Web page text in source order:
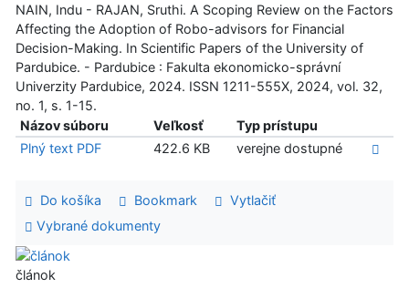
NAIN, Indu - RAJAN, Sruthi. A Scoping Review on the Factors
Affecting the Adoption of Robo-advisors for Financial
Decision-Making. In Scientific Papers of the University of
Pardubice. - Pardubice : Fakulta ekonomicko-správní
Univerzity Pardubice, 2024. ISSN 1211-555X, 2024, vol. 32,
no. 1, s. 1-15.
Názov súboru
Veľkosť
Typ prístupu
Plný text PDF
422.6 KB verejne dostupné
Do košíka Bookmark
Vytlačiť
Vybrané dokumenty
článok